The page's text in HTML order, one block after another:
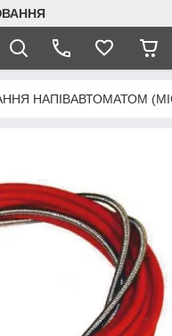
НАПІВАВТОМАТОМ